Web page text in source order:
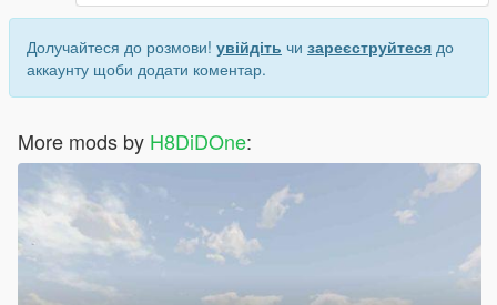
Долучайтеся до розмови! увійдіть чи зареєструйтеся до
аккаунту щоби додати коментар.
More mods by H8DiDOne: